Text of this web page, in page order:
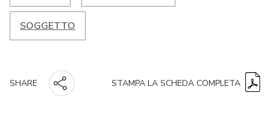
SOGGETTO
SHARE STAMPA LA SCHEDA COMPLETA